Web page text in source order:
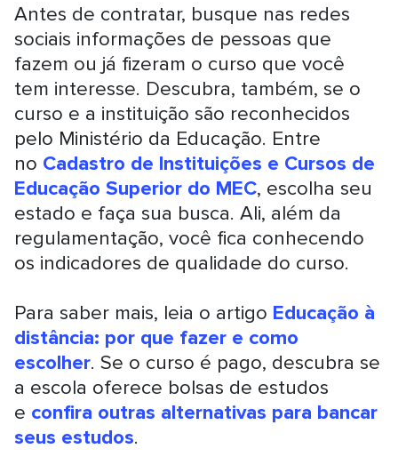
Antes de contratar, busque nas redes
sociais informações de pessoas que
fazem ou já fizeram o curso que você
tem interesse. Descubra, também, se o
curso e a instituição são reconhecidos
pelo Ministério da Educação. Entre
no Cadastro de Instituições e Cursos de
Educação Superior do MEC, escolha seu
estado e faça sua busca. Ali, além da
regulamentação, você fica conhecendo
os indicadores de qualidade do curso.
Para saber mais, leia o artigo Educação à
distância: por que fazer e como
escolher. Se o curso é pago, descubra se
a escola oferece bolsas de estudos
e confira outras alternativas para bancar
seus estudos.